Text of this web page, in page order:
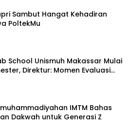
Sambut Hangat Kehadiran
PoltekMu
School Unismuh Makassar Mulai
Direktur: Momen Evaluasi
IMTM Bahas
Dakwah untuk Generasi Z